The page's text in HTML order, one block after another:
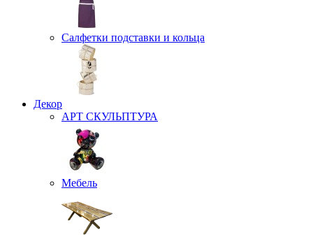
Салфетки подставки и кольца
Декор
АРТ СКУЛЬПТУРА
Мебель